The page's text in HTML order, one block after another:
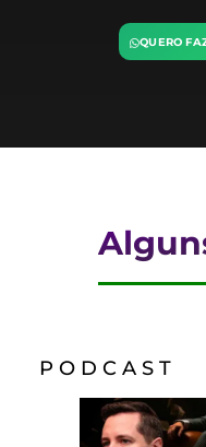
QUERO
P O D C A S T